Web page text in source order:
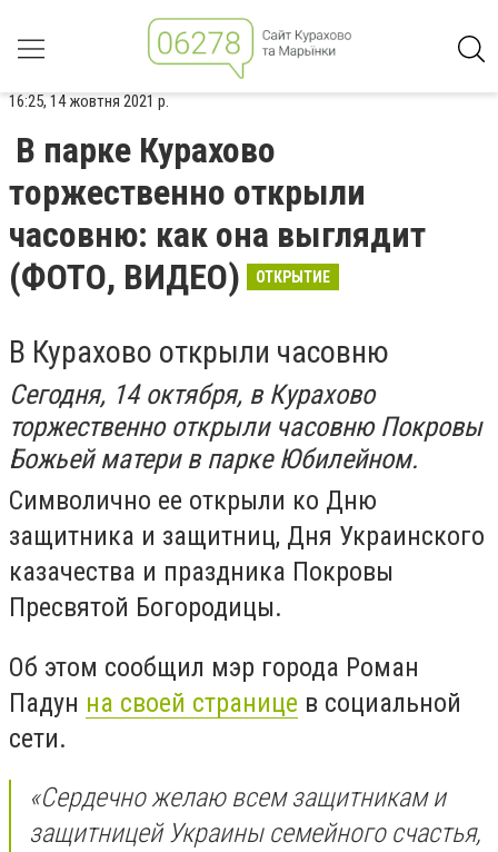
16:25, 14 жовтня 2021 р.
В парке Курахово
торжественно открыли
часовню: как она выглядит
(ФОТО, ВИДЕО)
ОТКРЫТИЕ
В Курахово открыли часовню
Сегодня, 14 октября, в Курахово
торжественно открыли часовню Покровы
Божьей матери в парке Юбилейном.
Символично ее открыли ко Дню
защитника и защитниц, Дня Украинского
казачества и праздника Покровы
Пресвятой Богородицы.
Об этом сообщил мэр города Роман
Падун на своей странице в социальной
сети.
«Сердечно желаю всем защитникам и
защитницей Украины семейного счастья,